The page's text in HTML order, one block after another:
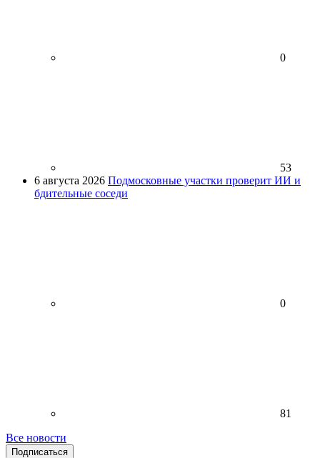
0
53
6 августа 2026 Подмосковные участки проверит ИИ и
бдительные соседи
0
81
Все новости
Подписаться